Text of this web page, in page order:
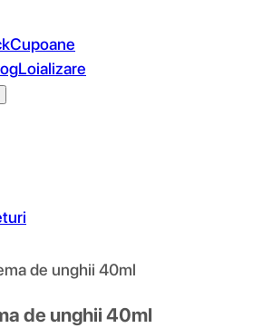
Cupoane
Loializare
de unghii 40ml
de unghii 40ml